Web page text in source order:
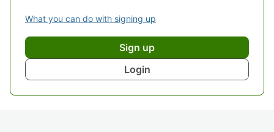
What you can do with signing up
Sign up
Login